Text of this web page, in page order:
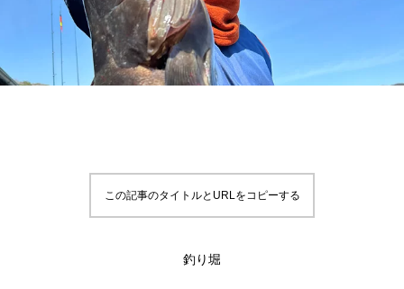
この記事のタイトルとURLをコピーする
釣り堀